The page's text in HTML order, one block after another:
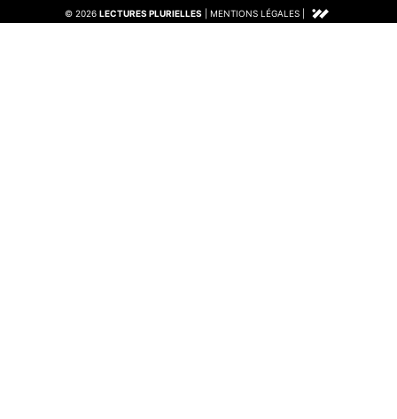
© 2026 LECTURES PLURIELLES MENTIONS LÉGALES